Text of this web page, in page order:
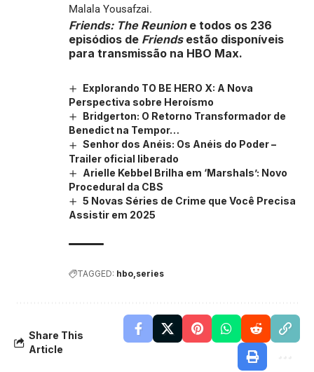
Malala Yousafzai.
Friends: The Reunione todos os 236
episódios de Friendsestão disponíveis
para transmissão na HBO Max.
Explorando TO BE HERO X: A Nova
Perspectiva sobre Heroísmo
Bridgerton: O Retorno Transformador de
Benedict na Tempor…
Senhor dos Anéis: Os Anéis do Poder –
Trailer oficial liberado
Arielle Kebbel Brilha em ‘Marshals’: Novo
Procedural da CBS
5 Novas Séries de Crime que Você Precisa
Assistir em 2025
TAGGED: hbo series
Share This
Article